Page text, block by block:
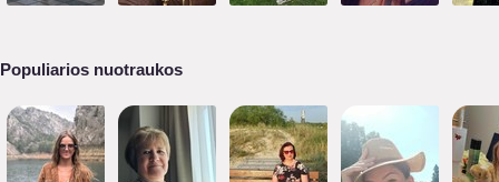
Populiarios nuotraukos